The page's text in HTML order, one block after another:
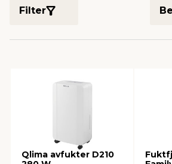
& sikkerhet
& stativer
og sylting
& kloakk
data & TV
& bøtter
underholdning
Filter
Qlima avfukter D210